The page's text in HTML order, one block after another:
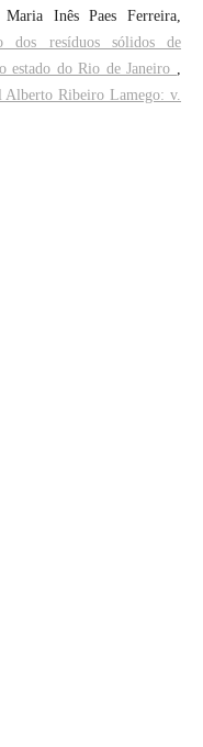
Inês Paes Ferreira,
dos resíduos sólidos de
estado do Rio de Janeiro ,
Alberto Ribeiro Lamego: v.